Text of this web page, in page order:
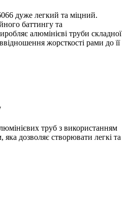
дуже легкий та міцний.
баттингу та
алюмінієві труби складної
жорсткості рами до її
труб з використанням
дозволяє створювати легкі та